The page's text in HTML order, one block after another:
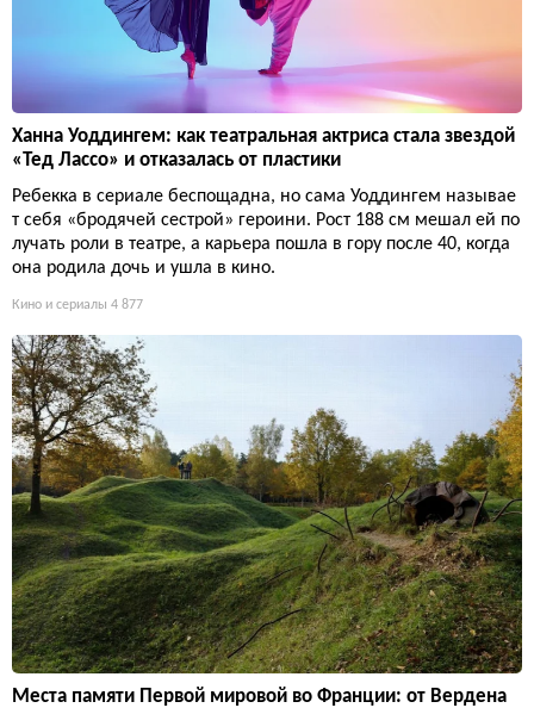
Ханна Уоддингем: как театральная актриса стала звездой
«Тед Лассо» и отказалась от пластики
Ребекка в сериале беспощадна, но сама Уоддингем называе
т себя «бродячей сестрой» героини. Рост 188 см мешал ей по
лучать роли в театре, а карьера пошла в гору после 40, когда
она родила дочь и ушла в кино.
Кино и сериалы 4 877
Места памяти Первой мировой во Франции: от Вердена